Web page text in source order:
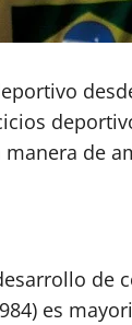
de
es